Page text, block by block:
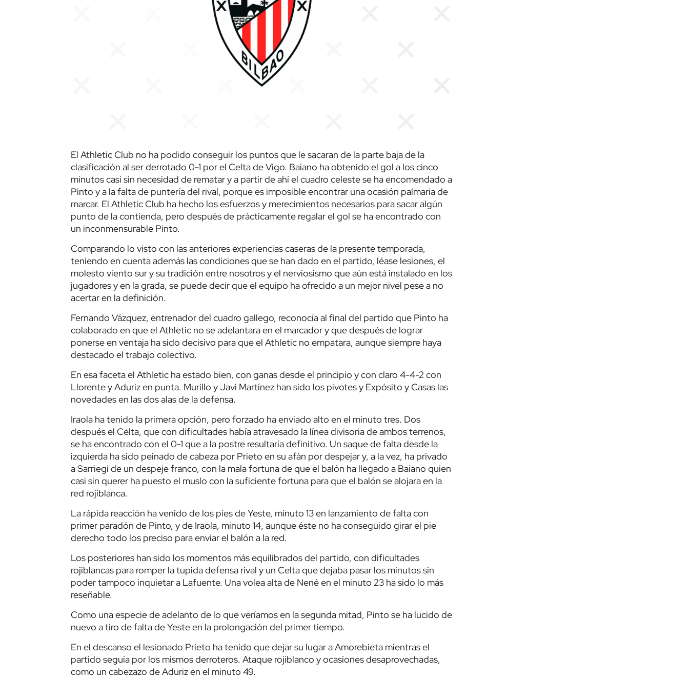
El Athletic Club no ha podido conseguir los puntos que le sacaran de la parte baja de la
clasificación al ser derrotado 0-1 por el Celta de Vigo. Baiano ha obtenido el gol a los cinco
minutos casi sin necesidad de rematar y a partir de ahí el cuadro celeste se ha encomendado a
Pinto y a la falta de puntería del rival, porque es imposible encontrar una ocasión palmaria de
marcar. El Athletic Club ha hecho los esfuerzos y merecimientos necesarios para sacar algún
punto de la contienda, pero después de prácticamente regalar el gol se ha encontrado con
un inconmensurable Pinto.
Comparando lo visto con las anteriores experiencias caseras de la presente temporada,
teniendo en cuenta además las condiciones que se han dado en el partido, léase lesiones, el
molesto viento sur y su tradición entre nosotros y el nerviosismo que aún está instalado en los
jugadores y en la grada, se puede decir que el equipo ha ofrecido a un mejor nivel pese a no
acertar en la definición.
Fernando Vázquez, entrenador del cuadro gallego, reconocía al final del partido que Pinto ha
colaborado en que el Athletic no se adelantara en el marcador y que después de lograr
ponerse en ventaja ha sido decisivo para que el Athletic no empatara, aunque siempre haya
destacado el trabajo colectivo.
En esa faceta el Athletic ha estado bien, con ganas desde el principio y con claro 4-4-2 con
Llorente y Aduriz en punta. Murillo y Javi Martínez han sido los pivotes y Expósito y Casas las
novedades en las dos alas de la defensa.
Iraola ha tenido la primera opción, pero forzado ha enviado alto en el minuto tres. Dos
después el Celta, que con dificultades había atravesado la línea divisoria de ambos terrenos,
se ha encontrado con el 0-1 que a la postre resultaría definitivo. Un saque de falta desde la
izquierda ha sido peinado de cabeza por Prieto en su afán por despejar y, a la vez, ha privado
a Sarriegi de un despeje franco, con la mala fortuna de que el balón ha llegado a Baiano quien
casi sin querer ha puesto el muslo con la suficiente fortuna para que el balón se alojara en la
red rojiblanca.
La rápida reacción ha venido de los pies de Yeste, minuto 13 en lanzamiento de falta con
primer paradón de Pinto, y de Iraola, minuto 14, aunque éste no ha conseguido girar el pie
derecho todo los preciso para enviar el balón a la red.
Los posteriores han sido los momentos más equilibrados del partido, con dificultades
rojiblancas para romper la tupida defensa rival y un Celta que dejaba pasar los minutos sin
poder tampoco inquietar a Lafuente. Una volea alta de Nené en el minuto 23 ha sido lo más
reseñable.
Como una especie de adelanto de lo que veríamos en la segunda mitad, Pinto se ha lucido de
nuevo a tiro de falta de Yeste en la prolongación del primer tiempo.
En el descanso el lesionado Prieto ha tenido que dejar su lugar a Amorebieta mientras el
partido seguía por los mismos derroteros. Ataque rojiblanco y ocasiones desaprovechadas,
como un cabezazo de Aduriz en el minuto 49.